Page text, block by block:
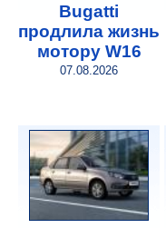
Bugatti
продлила жизнь
мотору W16
07.08.2026